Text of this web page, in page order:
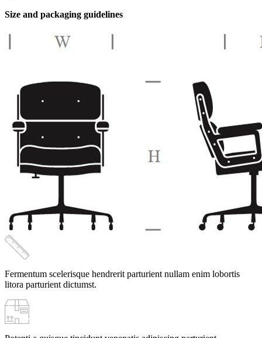
1113/TN
доставкой
Симферополю
Size and packaging guidelines
Fermentum scelerisque hendrerit parturient nullam enim lobortis
litora parturient dictumst.